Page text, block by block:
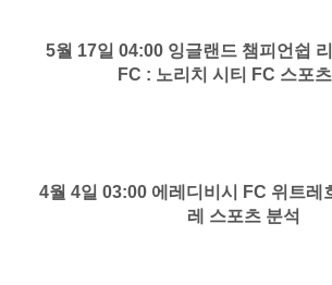
5월 17일 04:00 잉글랜드 챔피언쉽
FC : 노리치 시티 FC 스포
4월 4일 03:00 에레디비시 FC 위트레
레 스포츠 분석